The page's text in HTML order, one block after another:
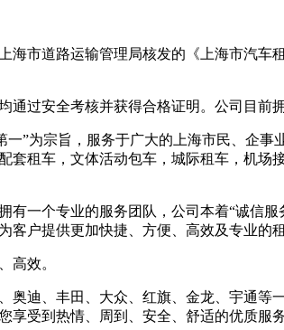
海市道路运输管理局核发的《上海市汽
过安全考核并获得合格证明。公司目前
”为宗旨，服务于广大的上海市民、企
套租车，文体活动包车，城际租车，机
有一个专业的服务团队，公司本着“诚信
户提供更加快捷、方便、高效及专业的
高效。
奥迪、丰田、大众、红旗、金龙、宇通
受到热情、周到、安全、舒适的优质服务